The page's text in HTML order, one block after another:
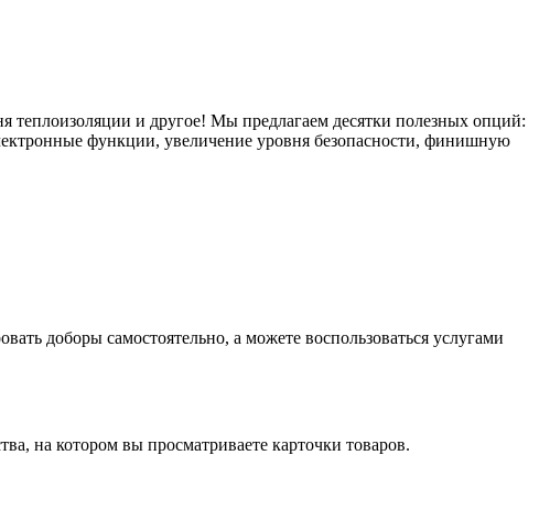
теплоизоляции и другое! Мы предлагаем десятки полезных опций:
функции, увеличение уровня безопасности, финишную
доборы самостоятельно, а можете воспользоваться услугами
на котором вы просматриваете карточки товаров.